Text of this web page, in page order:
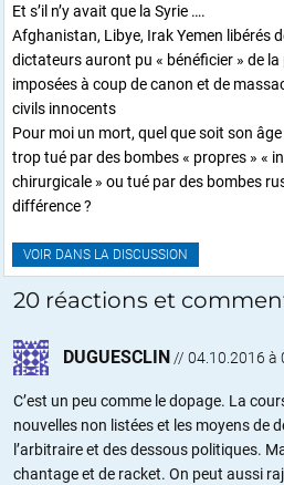
Et s’il n’y avait que la Syrie ….
Afghanistan, Libye, Irak Yemen libérés
dictateurs auront pu « bénéficier » de
imposées à coup de canon et de
civils innocents
Pour moi un mort, quel que soit son
trop tué par des bombes « propres » «
chirurgicale » ou tué par des bombes
différence ?
VOIR DANS LA DISCUSSION
20 réactions et
DUGUESCLIN // 04.10.2016 à
C’est un peu comme le dopage. La
nouvelles non listées et les moyens de
l’arbitraire et des dessous politiques.
chantage et de racket. On peut aussi